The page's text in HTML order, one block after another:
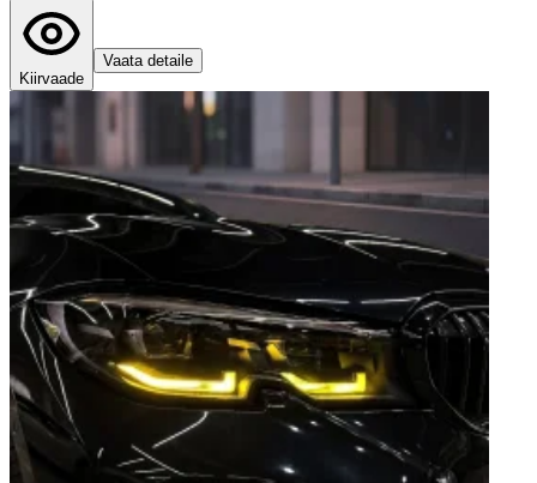
Kiirvaade
Vaata detaile